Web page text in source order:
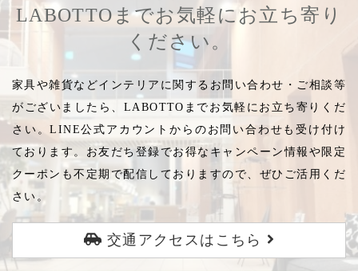
LABOTTOまでお気軽にお立ち寄り
ください。
家具や雑貨などインテリアに関するお問い合わせ・ご相談等
がございましたら、LABOTTOまでお気軽にお立ち寄りくだ
さい。LINE公式アカウントからのお問い合わせも受け付け
ております。お友だち登録でお得なキャンペーン情報や限定
クーポンも不定期で配信しておりますので、ぜひご活用くだ
さい。
交通アクセスはこちら